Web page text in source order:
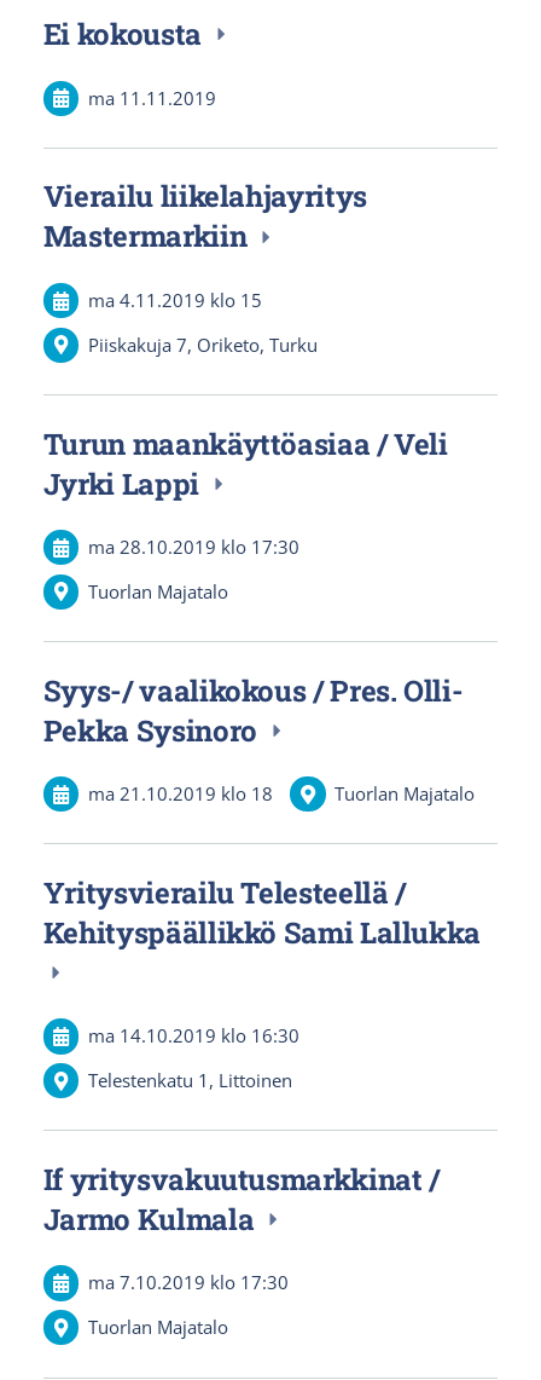
Ei kokousta
ma 11.11.2019
Vierailu liikelahjayritys
Mastermarkiin
ma 4.11.2019 klo 15
Piiskakuja 7, Oriketo, Turku
Turun maankäyttöasiaa / Veli
Jyrki Lappi
ma 28.10.2019 klo 17:30
Tuorlan Majatalo
Syys-/ vaalikokous / Pres. Olli-
Pekka Sysinoro
ma 21.10.2019 klo 18 Tuorlan Majatalo
Yritysvierailu Telesteellä /
Kehityspäällikkö Sami Lallukka
ma 14.10.2019 klo 16:30
Telestenkatu 1, Littoinen
If yritysvakuutusmarkkinat /
Jarmo Kulmala
ma 7.10.2019 klo 17:30
Tuorlan Majatalo